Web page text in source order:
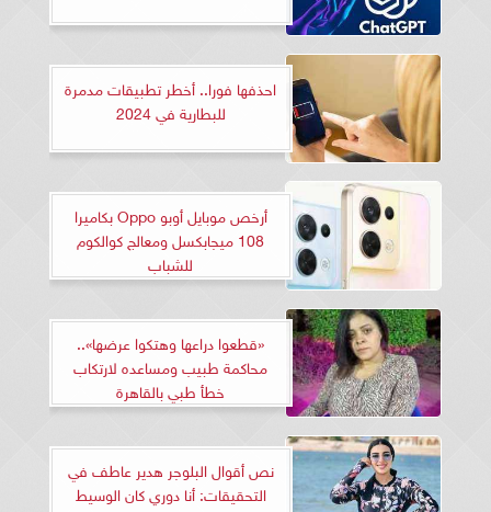
احذفها فورا.. أخطر تطبيقات مدمرة
للبطارية في 2024
أرخص موبايل أوبو Oppo بكاميرا
108 ميجابكسل ومعالج كوالكوم
للشباب
«قطعوا دراعها وهتكوا عرضها»..
محاكمة طبيب ومساعده لارتكاب
خطأ طبي بالقاهرة
نص أقوال البلوجر هدير عاطف في
التحقيقات: أنا دوري كان الوسيط